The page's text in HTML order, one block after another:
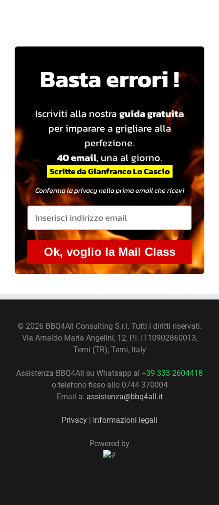
Basta errori !
Iscriviti alla nostra guida gratuita
per imparare a grigliare alla
perfezione.
40 email, una al giorno.
Scritte da Gianfranco Lo Cascio
Conferma la privacy nella prima email che ricevi
Ok, voglio la Mail Class
© 2026 BBQ4All Consulting S.r.l. Tutti i diritti riservati.
Via Arnaldo Maria Angelini, 12, P.I. IT10902860013,
Terni (TR), Terni, Italy
Assistenza BBQ4All su Whatsapp al +39 333 2604418
o telefono fisso allo 0744 370004
Email a: assistenza@bbq4all.it
Privacy | Informazioni legali
Powered by